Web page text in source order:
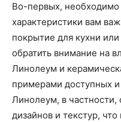
Во-первых,
характеристики вам
покрытие для кухни
обратить внимание на
Линолеум и
примерами доступных
Линолеум, в частности,
дизайнов и текстур,